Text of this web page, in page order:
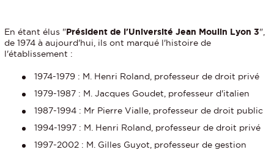
En étant élus "Président de l'Université Jean Moulin Lyon 3",
de 1974 à aujourd'hui, ils ont marqué l'histoire de
l'établissement :
1974-1979 : M. Henri Roland, professeur de droit privé
1979-1987 : M. Jacques Goudet, professeur d'italien
1987-1994 : Mr Pierre Vialle, professeur de droit public
1994-1997 : M. Henri Roland, professeur de droit privé
1997-2002 : M. Gilles Guyot, professeur de gestion